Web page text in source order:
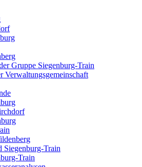
Gruppe Siegenburg-Train
Verwaltungsgemeinschaft
Siegenburg-Train
Train